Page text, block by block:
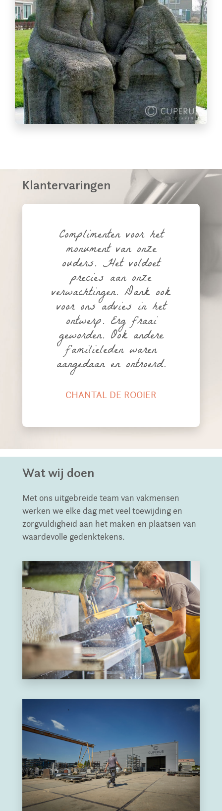
Klantervaringen
Complimenten voor het
monument van onze
ouders. Het voldoet
precies aan onze
verwachtingen. Dank ook
voor ons advies in het
ontwerp. Erg fraai
geworden. Ook andere
familieleden waren
aangedaan en ontroerd.
CHANTAL DE ROOIER
Wat wij doen
Met ons uitgebreide team van vakmensen
werken we elke dag met veel toewijding en
zorgvuldigheid aan het maken en plaatsen van
waardevolle gedenktekens.